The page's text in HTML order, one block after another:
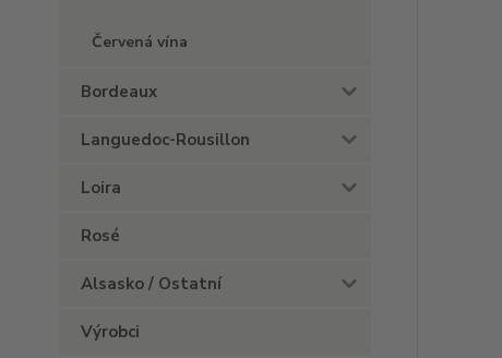
Červená vína
Bordeaux
Languedoc-Rousillon
Loira
Rosé
Alsasko / Ostatní
Výrobci